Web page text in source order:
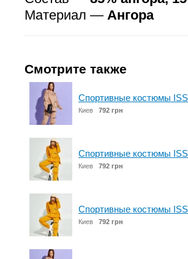
Материал — Ангора
Смотрите также
Спортивные костюмы
Киев 792 грн
Спортивные костюмы
Киев 792 грн
Спортивные костюмы
Киев 792 грн